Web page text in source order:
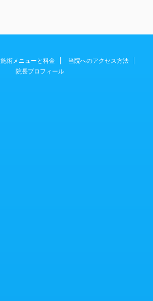
施術メニューと料金
当院へのアクセス方法
院長プロフィール